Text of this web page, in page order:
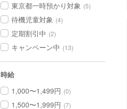
東京都一時預かり対象 (5)
待機児童対象 (4)
定期割引中 (2)
キャンペーン中 (13)
時給
1,000〜1,499円 (0)
1,500〜1,999円 (7)